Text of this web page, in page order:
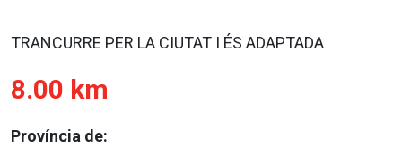
TRANCURRE PER LA CIUTAT I ÉS ADAPTADA
8.00 km
Província de: